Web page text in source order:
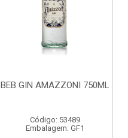
BEB GIN AMAZZONI 750ML
Código: 53489
Embalagem: GF1